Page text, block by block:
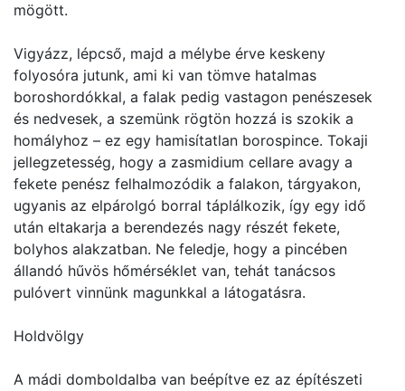
mögött.
Vigyázz, lépcső, majd a mélybe érve keskeny
folyosóra jutunk, ami ki van tömve hatalmas
boroshordókkal, a falak pedig vastagon penészesek
és nedvesek, a szemünk rögtön hozzá is szokik a
homályhoz – ez egy hamisítatlan borospince. Tokaji
jellegzetesség, hogy a zasmidium cellare avagy a
fekete penész felhalmozódik a falakon, tárgyakon,
ugyanis az elpárolgó borral táplálkozik, így egy idő
után eltakarja a berendezés nagy részét fekete,
bolyhos alakzatban. Ne feledje, hogy a pincében
állandó hűvös hőmérséklet van, tehát tanácsos
pulóvert vinnünk magunkkal a látogatásra.
Holdvölgy
A mádi domboldalba van beépítve ez az építészeti